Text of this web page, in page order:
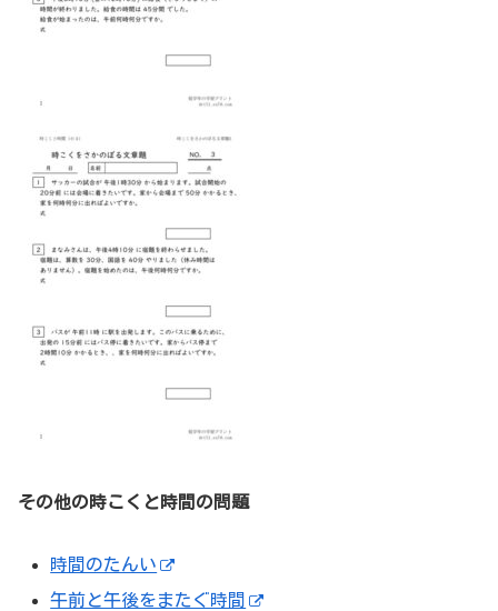
その他の時こくと時間の問題
時間のたんい
午前と午後をまたぐ時間